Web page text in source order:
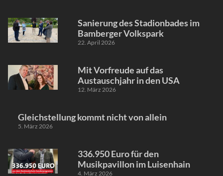
Sanierung des Stadionbades im
Bamberger Volkspark
22. April 2026
Mit Vorfreude auf das
Austauschjahr in den USA
12. März 2026
Gleichstellung kommt nicht von allein
5. März 2026
336.950 Euro für den
Musikpavillon im Luisenhain
4. März 2026